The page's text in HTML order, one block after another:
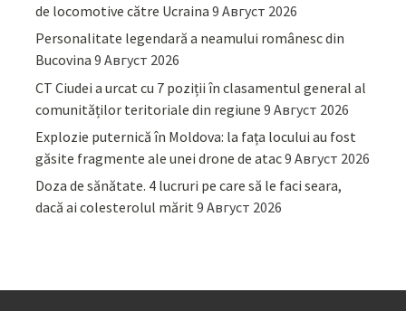
de locomotive către Ucraina 9 Август 2026
Personalitate legendară a neamului românesc din
Bucovina 9 Август 2026
CT Ciudei a urcat cu 7 poziții în clasamentul general al
comunităților teritoriale din regiune 9 Август 2026
Explozie puternică în Moldova: la fața locului au fost
găsite fragmente ale unei drone de atac9 Август 2026
Doza de sănătate. 4 lucruri pe care să le faci seara,
dacă ai colesterolul mărit9 Август 2026